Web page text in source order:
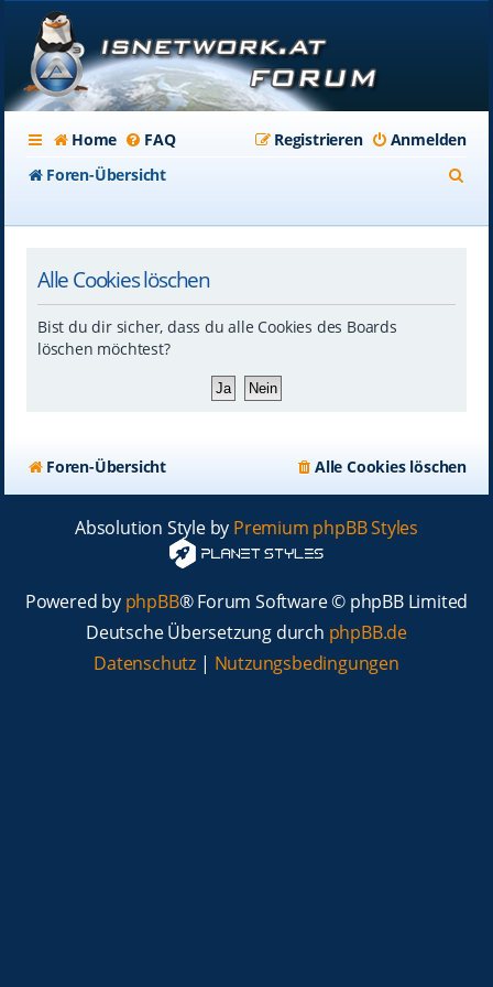
Home FAQ Anmelden
Registrieren
Foren-Übersicht
Alle Cookies löschen
Bist du dir sicher, dass du alle Cookies des Boards
löschen möchtest?
Foren-Übersicht Alle Cookies löschen
Absolution Style by Premium phpBB Styles
Powered by phpBB® Forum Software © phpBB Limited
Deutsche Übersetzung durch phpBB.de
Datenschutz | Nutzungsbedingungen